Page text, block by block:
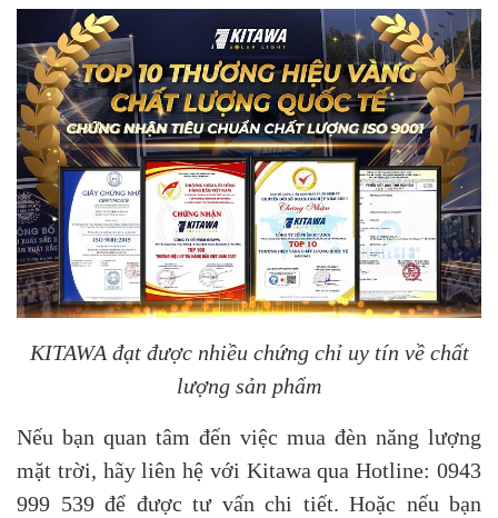
KITAWA đạt được nhiều chứng chỉ uy tín về chất
lượng sản phẩm
Nếu bạn quan tâm đến việc mua đèn năng lượng
mặt trời, hãy liên hệ với Kitawa qua Hotline: 0943
999 539 để được tư vấn chi tiết. Hoặc nếu bạn